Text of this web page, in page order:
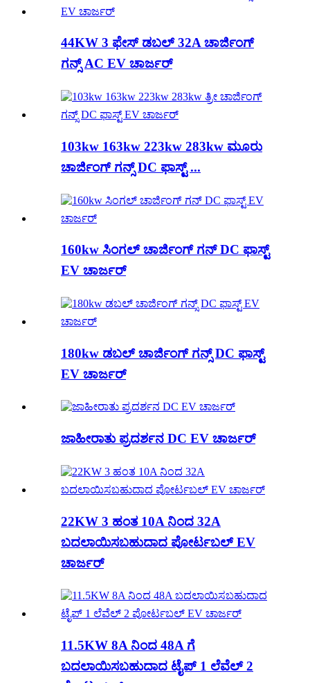
44KW 3 ಫೇಸ್ ಡಬಲ್ 32A ಚಾರ್ಜಿಂಗ್
ಗನ್ಸ್ AC EV ಚಾರ್ಜರ್
103kw 163kw 223kw 283kw ಮೂರು
ಚಾರ್ಜಿಂಗ್ ಗನ್ಸ್ DC ಫಾಸ್ಟ್ ...
160kw ಸಿಂಗಲ್ ಚಾರ್ಜಿಂಗ್ ಗನ್ DC ಫಾಸ್ಟ್
EV ಚಾರ್ಜರ್
180kw ಡಬಲ್ ಚಾರ್ಜಿಂಗ್ ಗನ್ಸ್ DC ಫಾಸ್ಟ್
EV ಚಾರ್ಜರ್
ಜಾಹೀರಾತು ಪ್ರದರ್ಶನ DC EV ಚಾರ್ಜರ್
22KW 3 ಹಂತ 10A ನಿಂದ 32A
ಬದಲಾಯಿಸಬಹುದಾದ ಪೋರ್ಟಬಲ್ EV
ಚಾರ್ಜರ್
11.5KW 8A ನಿಂದ 48A ಗೆ
ಬದಲಾಯಿಸಬಹುದಾದ ಟೈಪ್ 1 ಲೆವೆಲ್ 2